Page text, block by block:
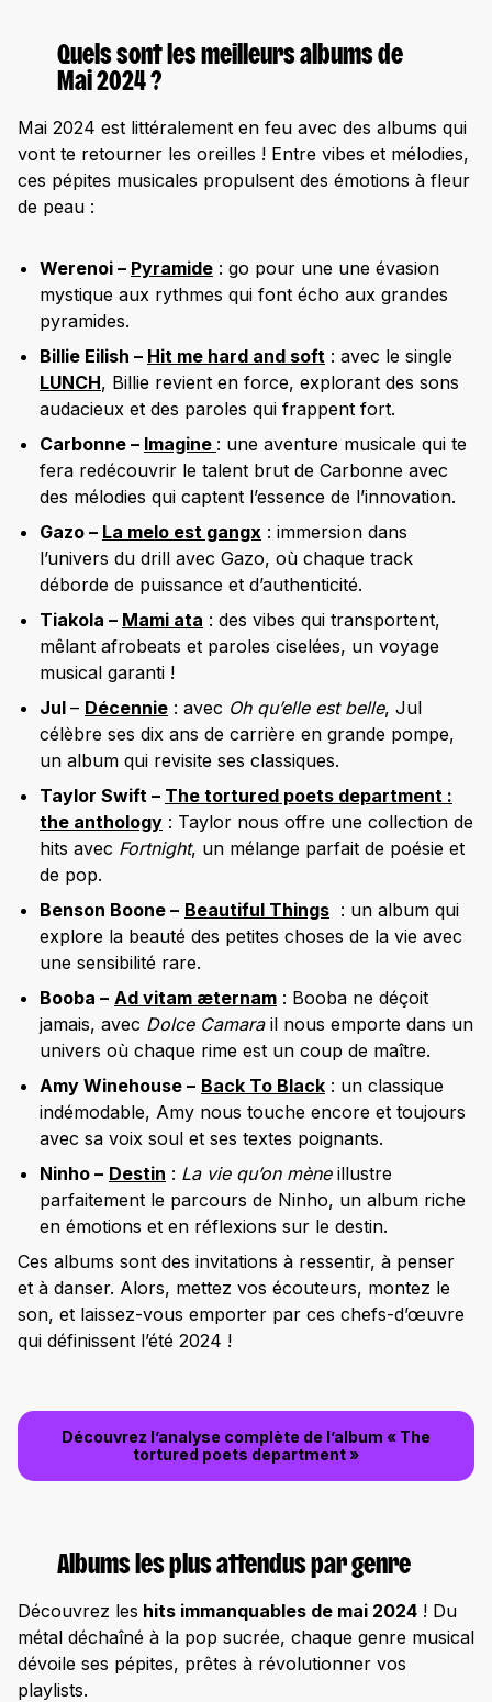
Quels sont les meilleurs albums de
Mai 2024 ?
Mai 2024 est littéralement en feu avec des albums qui
vont te retourner les oreilles ! Entre vibes et mélodies,
ces pépites musicales propulsent des émotions à fleur
de peau :
Werenoi – Pyramide : go pour une une évasion
mystique aux rythmes qui font écho aux grandes
pyramides.
Billie Eilish – Hit me hard and soft : avec le single
LUNCH, Billie revient en force, explorant des sons
audacieux et des paroles qui frappent fort.
Carbonne – Imagine : une aventure musicale qui te
fera redécouvrir le talent brut de Carbonne avec
des mélodies qui captent l’essence de l’innovation.
Gazo – La melo est gangx : immersion dans
l’univers du drill avec Gazo, où chaque track
déborde de puissance et d’authenticité.
Tiakola – Mami ata : des vibes qui transportent,
mêlant afrobeats et paroles ciselées, un voyage
musical garanti !
Jul – Décennie : avec Oh qu’elle est belle, Jul
célèbre ses dix ans de carrière en grande pompe,
un album qui revisite ses classiques.
Taylor Swift – The tortured poets department :
the anthology : Taylor nous offre une collection de
hits avec Fortnight, un mélange parfait de poésie et
de pop.
Benson Boone – Beautiful Things : un album qui
explore la beauté des petites choses de la vie avec
une sensibilité rare.
Booba – Ad vitam æternam : Booba ne déçoit
jamais, avec Dolce Camarail nous emporte dans un
univers où chaque rime est un coup de maître.
Amy Winehouse – Back To Black : un classique
indémodable, Amy nous touche encore et toujours
avec sa voix soul et ses textes poignants.
Ninho – Destin : La vie qu’on mèneillustre
parfaitement le parcours de Ninho, un album riche
en émotions et en réflexions sur le destin.
Ces albums sont des invitations à ressentir, à penser
et à danser. Alors, mettez vos écouteurs, montez le
son, et laissez-vous emporter par ces chefs-d’œuvre
qui définissent l’été 2024 !
Découvrez l’analyse complète de l’album « The
tortured poets department »
Albums les plus attendus par genre
Découvrez les hits immanquables de mai 2024 ! Du
métal déchaîné à la pop sucrée, chaque genre musical
dévoile ses pépites, prêtes à révolutionner vos
playlists.